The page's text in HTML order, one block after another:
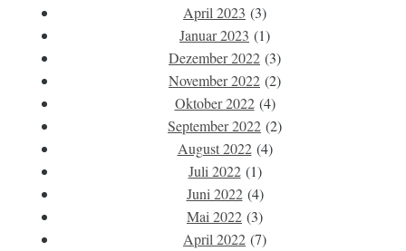
April 2023 (3)
Januar 2023 (1)
Dezember 2022 (3)
November 2022 (2)
Oktober 2022(4)
September 2022 (2)
August 2022(4)
Juli 2022(1)
Juni 2022(4)
Mai 2022 (3)
April 2022 (7)